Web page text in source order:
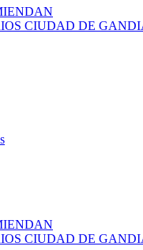
CIUDAD DE
CIUDAD DE